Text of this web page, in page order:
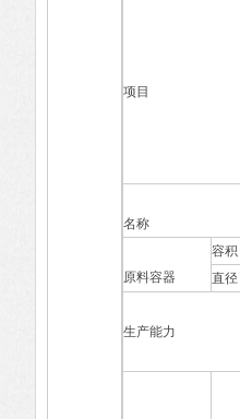
项目
名称
原料容器
容积
直径
生产能力